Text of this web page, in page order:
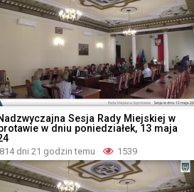
Sesja Rady Miejskiej w
w dniu poniedziałek, 13 maja
814 dni 21 godzin temu 1539